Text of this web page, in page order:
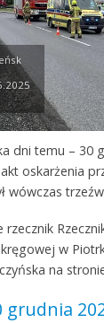
dni temu – 30
oskarżenia
wówczas
rzecznik
w
na
grudnia